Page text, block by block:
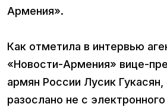
Армения».
Как отметила в интервью
«Новости-Армения» вице-
армян России Лусик
разослано не с